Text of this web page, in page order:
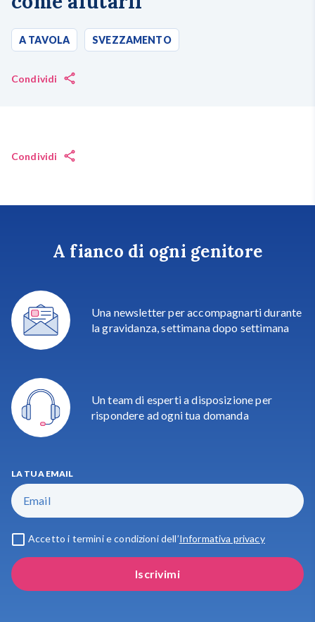
A TAVOLA SVEZZAMENTO
Condividi
Condividi
A fianco di ogni genitore
Una newsletter per accompagnarti durante
la gravidanza, settimana dopo settimana
Un team di esperti a disposizione per
rispondere ad ogni tua domanda
LA TUA EMAIL
Accetto i termini e condizioni dell’Informativa privacy
Iscrivimi